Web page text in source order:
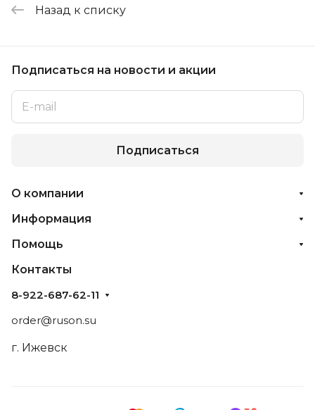
Назад к списку
Подписаться на новости и акции
Подписаться
О компании
Информация
Помощь
Контакты
8-922-687-62-11
order@ruson.su
г. Ижевск